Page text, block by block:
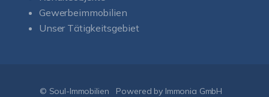
Gewerbeimmobilien
Unser Tätigkeitsgebiet
© Soul-Immobilien
Powered by Immonia GmbH100
%